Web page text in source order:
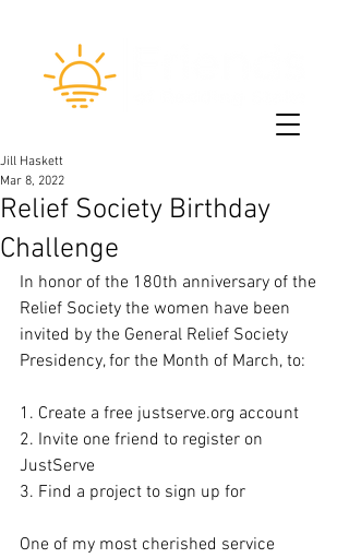
Relief Society Birthday
Challenge
Jill Haskett
Mar 8, 2022
In honor of the 180th anniversary of the
Relief Society the women have been
invited by the General Relief Society
Presidency, for the Month of March, to:
1. Create a free justserve.org account
2. Invite one friend to register on
JustServe
3. Find a project to sign up for
One of my most cherished service